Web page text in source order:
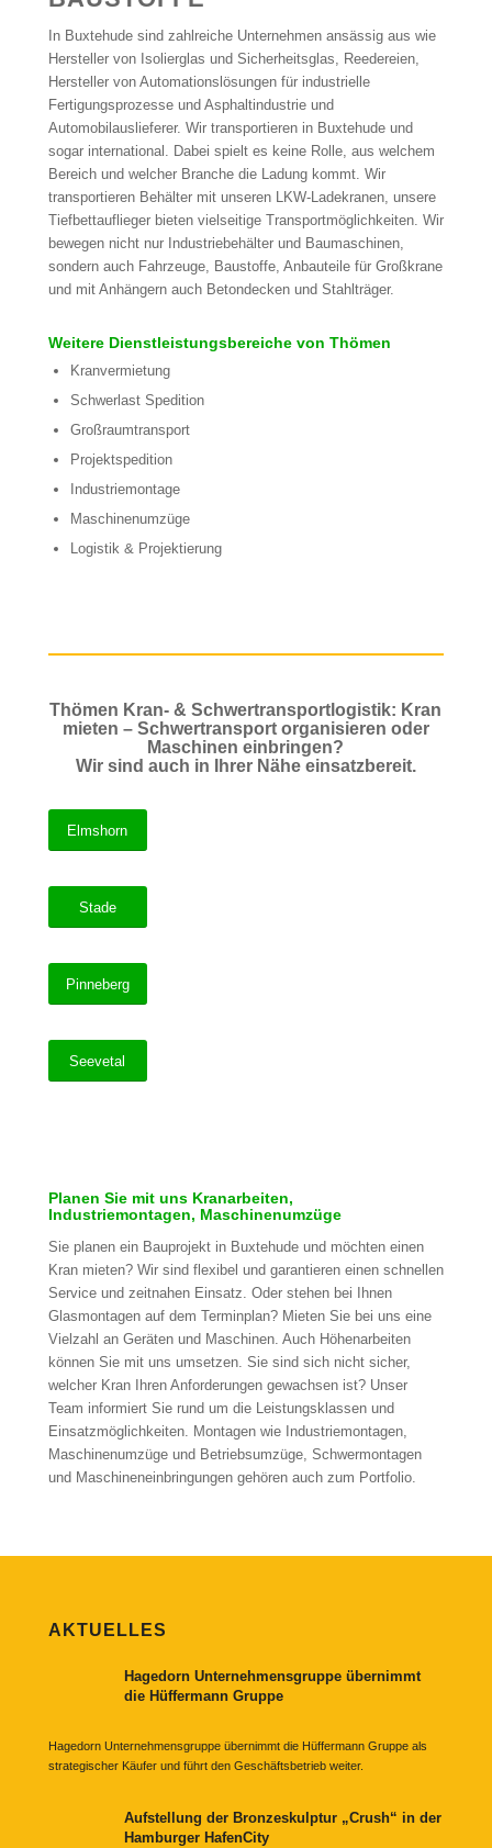
In Buxtehude sind zahlreiche Unternehmen ansässig aus wie
Hersteller von Isolierglas und Sicherheitsglas, Reedereien,
Hersteller von Automationslösungen für industrielle
Fertigungsprozesse und Asphaltindustrie und
Automobilauslieferer. Wir transportieren in Buxtehude und
sogar international. Dabei spielt es keine Rolle, aus welchem
Bereich und welcher Branche die Ladung kommt. Wir
transportieren Behälter mit unseren LKW-Ladekranen, unsere
Tiefbettauflieger bieten vielseitige Transportmöglichkeiten. Wir
bewegen nicht nur Industriebehälter und Baumaschinen,
sondern auch Fahrzeuge, Baustoffe, Anbauteile für Großkrane
und mit Anhängern auch Betondecken und Stahlträger.
Weitere Dienstleistungsbereiche von Thömen
Kranvermietung
Schwerlast Spedition
Großraumtransport
Projektspedition
Industriemontage
Maschinenumzüge
Logistik & Projektierung
Thömen Kran- & Schwertransportlogistik: Kran
mieten – Schwertransport organisieren oder
Maschinen einbringen?
Wir sind auch in Ihrer Nähe einsatzbereit.
Elmshorn
Stade
Pinneberg
Seevetal
Planen Sie mit uns Kranarbeiten,
Industriemontagen, Maschinenumzüge
Sie planen ein Bauprojekt in Buxtehude und möchten einen
Kran mieten? Wir sind flexibel und garantieren einen schnellen
Service und zeitnahen Einsatz. Oder stehen bei Ihnen
Glasmontagen auf dem Terminplan? Mieten Sie bei uns eine
Vielzahl an Geräten und Maschinen. Auch Höhenarbeiten
können Sie mit uns umsetzen. Sie sind sich nicht sicher,
welcher Kran Ihren Anforderungen gewachsen ist? Unser
Team informiert Sie rund um die Leistungsklassen und
Einsatzmöglichkeiten. Montagen wie Industriemontagen,
Maschinenumzüge und Betriebsumzüge, Schwermontagen
und Maschineneinbringungen gehören auch zum Portfolio.
AKTUELLES
Hagedorn Unternehmensgruppe übernimmt
die Hüffermann Gruppe
Hagedorn Unternehmensgruppe übernimmt die Hüffermann Gruppe als
strategischer Käufer und führt den Geschäftsbetrieb weiter.
Aufstellung der Bronzeskulptur „Crush“ in der
Hamburger HafenCity